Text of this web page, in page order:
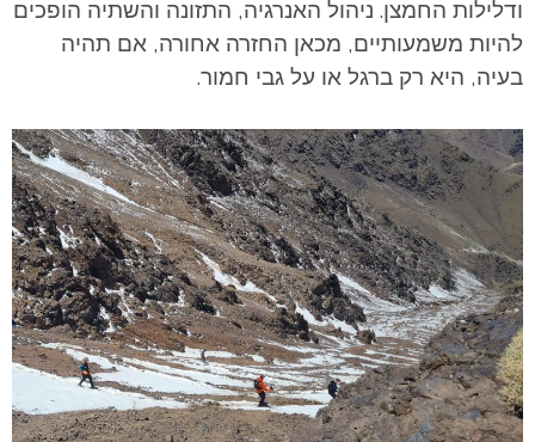
ודלילות החמצן. ניהול האנרגיה, התזונה והשתיה הופכים
להיות משמעותיים, מכאן החזרה אחורה, אם תהיה
בעיה, היא רק ברגל או על גבי חמור.